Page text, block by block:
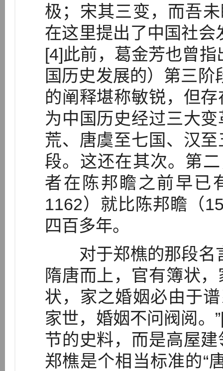
极；宋其三变，而吾
在这里提出了中国社会
[4]此前，葛金芳也曾
国历史发展的）第三阶
的阐释堪称敏锐，但
为中国历史经过三大
荒、唐虞至七国、汉
段。这还在其次。第
者在陈邦瞻之前早已
1162）就比陈邦瞻（
四百多年。
对于郑樵的那段名
隋唐而上，官有簿状
状，家之婚姻必由于
家世，婚姻不问阀阅。
节的史料，而是高屋
郑樵是个相当标准的“